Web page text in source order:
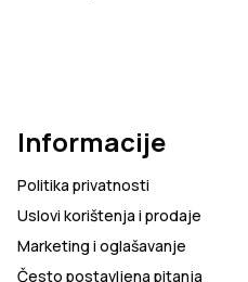
Informacije
Politika privatnosti
Uslovi korištenja i prodaje
Marketing i oglašavanje
Često postavljena pitanja